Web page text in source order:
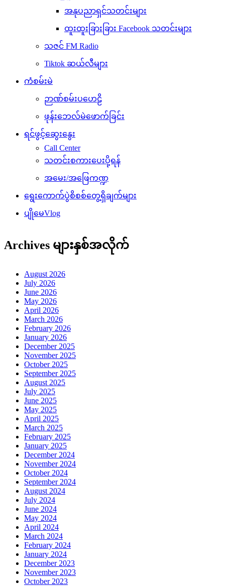
အနုပညာရှင်သတင်းများ
ထူးထူးခြားခြား Facebook သတင်းများ
သဇင် FM Radio
Tiktok ဆယ်လီများ
ကံစမ်းမဲ
ဉာဏ်စမ်းပဟေဠိ
ဖုန်းဘေလ်မဲဖောက်ခြင်း
ရင်ဖွင့်ဆွေးနွေး
Call Center
သတင်းစကားပေးပို့ရန်
အမေး/အဖြေကဏ္ဍ
ရွေးကောက်ပွဲစိစစ်တွေ့ရှိချက်များ
ပျိုမေVlog
Archives များနှစ်အလိုက်
August 2026
July 2026
June 2026
May 2026
April 2026
March 2026
February 2026
January 2026
December 2025
November 2025
October 2025
September 2025
August 2025
July 2025
June 2025
May 2025
April 2025
March 2025
February 2025
January 2025
December 2024
November 2024
October 2024
September 2024
August 2024
July 2024
June 2024
May 2024
April 2024
March 2024
February 2024
January 2024
December 2023
November 2023
October 2023